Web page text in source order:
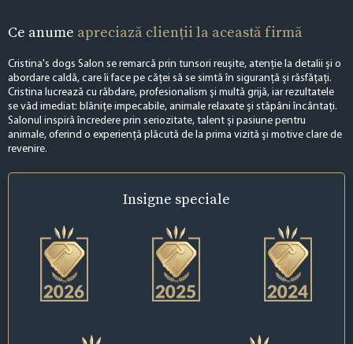
Ce anume apreciază clienții la această firmă
Cristina's dogs Salon se remarcă prin tunsori reușite, atenție la detalii și o
abordare caldă, care îi face pe căței să se simtă în siguranță și răsfățați.
Cristina lucrează cu răbdare, profesionalism și multă grijă, iar rezultatele
se văd imediat: blănițe impecabile, animale relaxate și stăpâni încântați.
Salonul inspiră încredere prin seriozitate, talent și pasiune pentru
animale, oferind o experiență plăcută de la prima vizită și motive clare de
revenire.
Insigne speciale